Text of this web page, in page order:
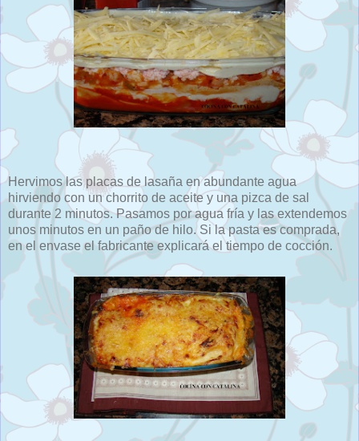
Hervimos las placas de lasaña en abundante agua
hirviendo con un chorrito de aceite y una pizca de sal
durante 2 minutos. Pasamos por agua fría y las extendemos
unos minutos en un paño de hilo. Si la pasta es comprada,
en el envase el fabricante explicará el tiempo de cocción.